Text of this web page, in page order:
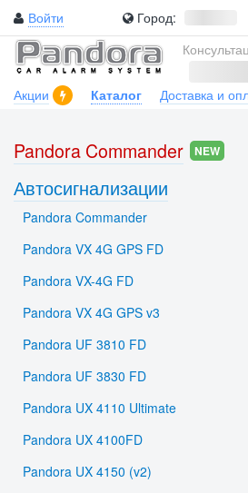
Войти Город:
Акции
Каталог Доставка и
Pandora Commander NEW
Автосигнализации
Pandora Commander
Pandora VX 4G GPS FD
Pandora VX-4G FD
Pandora VX 4G GPS v3
Pandora UF 3810 FD
Pandora UF 3830 FD
Pandora UX 4110 Ultimate
Pandora UX 4100FD
Pandora UX 4150 (v2)